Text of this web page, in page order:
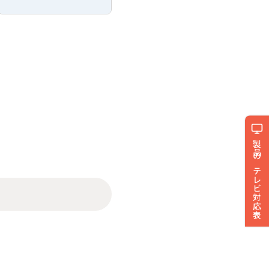
製品のテレビ対応表